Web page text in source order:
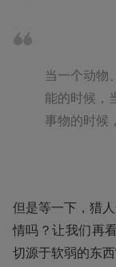
当一个动物
能的时候，
事物的时候
但是等一下，猎
情吗？让我们再
切源于软弱的东